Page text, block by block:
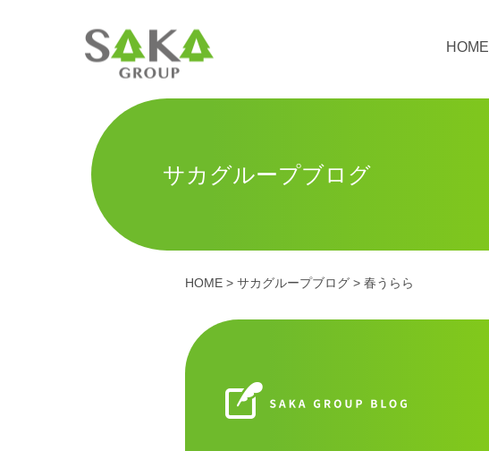
HOME
サカグループブログ
HOME > サカグループブログ > 春うらら